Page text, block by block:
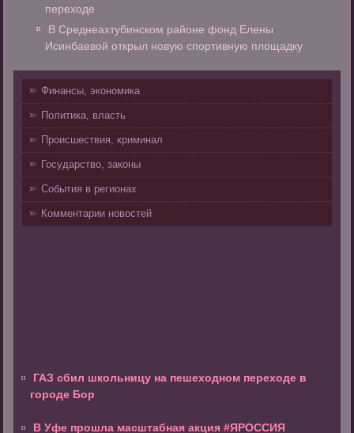
переходе
В Среднеахтубинском районе фонд Елены
Исинбаевой открыл новую спортивную площадку
Финансы, экономика
Политика, власть
Происшествия, криминал
Государство, законы
События в регионах
Комментарии новостей
ГАЗ сбил школьницу на пешеходном переходе в
городе Бор
В Уфе прошла масштабная акция #ЯРОССИЯ